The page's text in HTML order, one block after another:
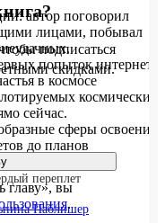
автор поговорил
лицами, побывал
попыток интернет-
в космосе
космических
сейчас.
сферы освоения
до планов
и Марса.
переплет
Паблишер
подписаться
скидками.
главу», вы
.